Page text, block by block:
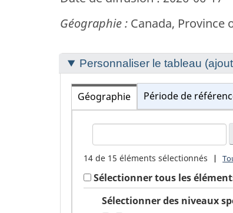
Géographie : Canada, Province
Section
to
customize
your
Personnaliser le tableau
Géographie Période de
TrouverGéographie
14 de 15 éléments sélectionnés |
Sélectionner tous les
Sélectionner des niveaux